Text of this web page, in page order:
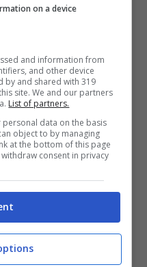
e che
per finanziare
di genere.
ha dichiarato
di Vigonovo.
di suonare
scorso ha
che i cittadini
on a device
and information from
and other device
by and shared with 319
site. We and our partners
List of partners.
data on the basis
object to by managing
at the bottom of this page
consent in privacy